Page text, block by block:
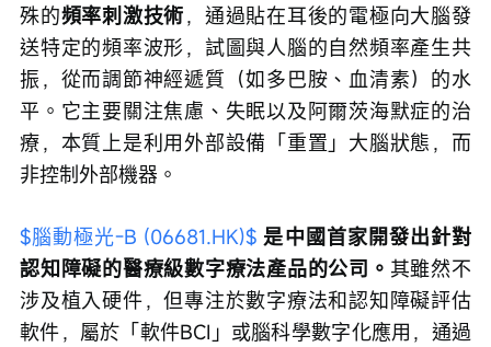
殊的頻率刺激技術，通過貼在耳後的電極向大腦發
送特定的頻率波形，試圖與人腦的自然頻率產生共
振，從而調節神經遞質（如多巴胺、血清素）的水
平。它主要關注焦慮、失眠以及阿爾茨海默症的治
療，本質上是利用外部設備「重置」大腦狀態，而
非控制外部機器。
$腦動極光-B (06681.HK)$ 是中國首家開發出針對
認知障礙的醫療級數字療法產品的公司。 其雖然不
涉及植入硬件，但專注於數字療法和認知障礙評估
軟件，屬於「軟件BCI」或腦科學數字化應用，通過